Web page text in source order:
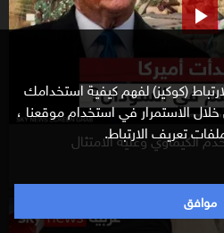
(كوكيز) لفهم كيفية استخدامك
الاستمرار في استخدام موقعنا ،
تعريف الارتباط.
موافق
وعليه الامتثال